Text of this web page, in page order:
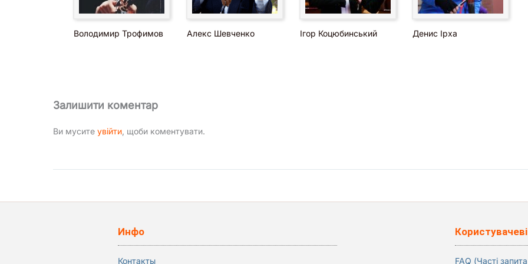
Володимир Трофимов Алекс Шевченко Ігор Коцюбинський Денис Ірха
Залишити коментар
Ви мусите увійти , щоби коментувати.
Инфо
Контакты
Користувачеві
FAQ (Часті